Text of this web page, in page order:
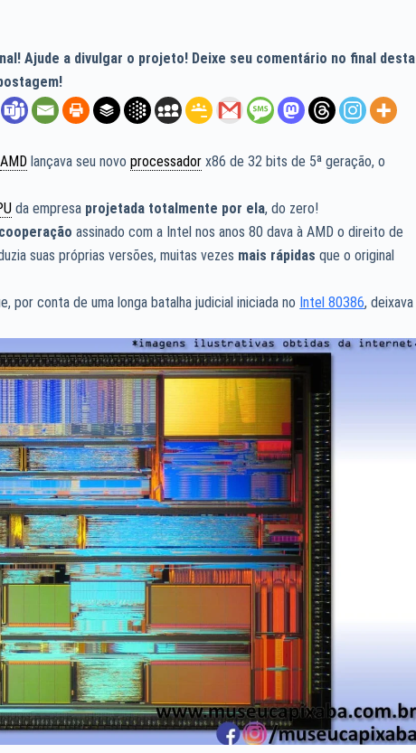
Ajude a divulgar o projeto! Deixe seu comentário no final desta
AMD lançava seu novoprocessador x86 de 32 bits de 5ª geração, o
da empresa projetada totalmente por ela, do zero!
assinado com a Intel nos anos 80 dava à AMD o direito de
suas próprias versões, muitas vezes mais rápidas que o original
por conta de uma longa batalha judicial iniciada no Intel 80386, deixava